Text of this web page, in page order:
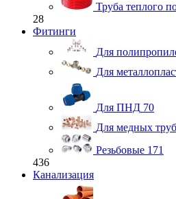
Труба теплого
28
Фитинги
Для
Для
Для ПНД 70
Для медных труб
Резьбовые 171
436
Канализация